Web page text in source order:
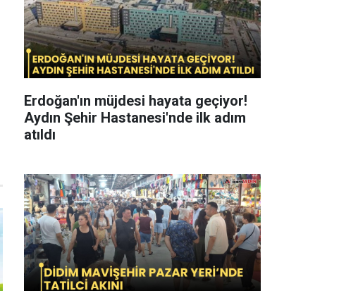
Erdoğan'ın müjdesi hayata geçiyor!
Aydın Şehir Hastanesi'nde ilk adım
atıldı